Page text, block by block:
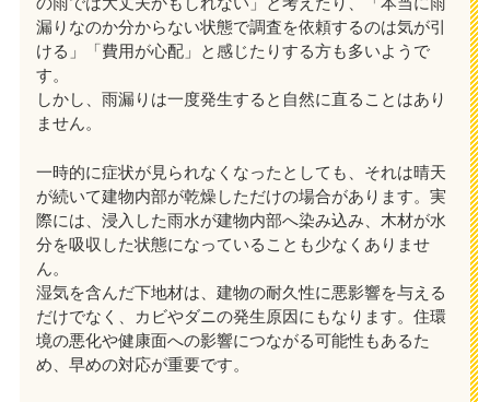
漏りなのか分からない状態で調査を依頼するのは気が引
ける」「費用が心配」と感じたりする方も多いようで
す。
しかし、雨漏りは一度発生すると自然に直ることはあり
ません。
一時的に症状が見られなくなったとしても、それは晴天
が続いて建物内部が乾燥しただけの場合があります。実
際には、浸入した雨水が建物内部へ染み込み、木材が水
分を吸収した状態になっていることも少なくありませ
ん。
湿気を含んだ下地材は、建物の耐久性に悪影響を与える
だけでなく、カビやダニの発生原因にもなります。住環
境の悪化や健康面への影響につながる可能性もあるた
め、早めの対応が重要です。